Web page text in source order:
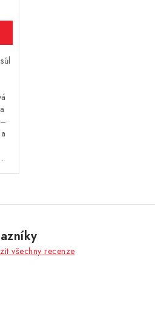
všechny recenze